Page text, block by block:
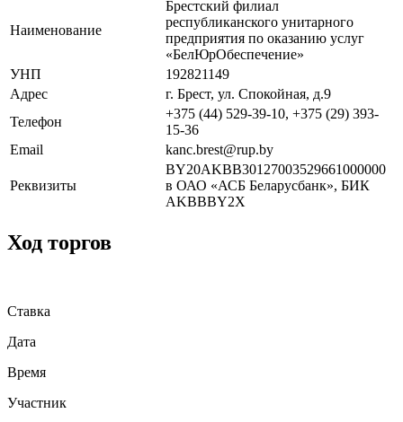
Наименование
Брестский филиал
республиканского унитарного
предприятия по оказанию услуг
«БелЮрОбеспечение»
УНП
192821149
Адрес
г. Брест, ул. Спокойная, д.9
Телефон
+375 (44) 529-39-10, +375 (29) 393-
15-36
Email
kanc.brest@rup.by
Реквизиты
BY20AKBB30127003529661000000
в ОАО «АСБ Беларусбанк», БИК
AKBBBY2X
Ход торгов
Ставка
Дата
Время
Участник